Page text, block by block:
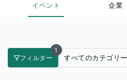
イベント 企業
フィルター
1
すべてのカテゴリー